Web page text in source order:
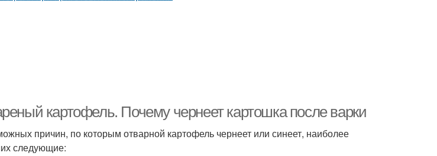
картофель. Почему чернеет картошка после варки
причин, по которым отварной картофель чернеет или синеет, наиболее
следующие: